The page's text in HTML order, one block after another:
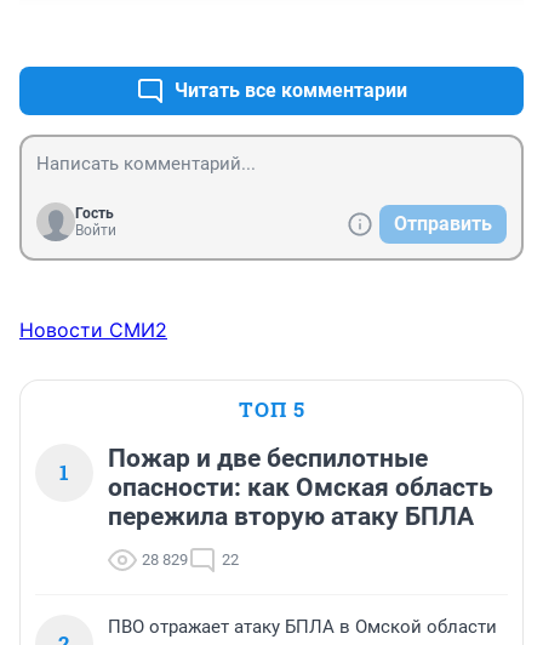
Читать все комментарии
Гость
Войти
Отправить
Новости СМИ2
ТОП 5
1
Пожар и две беспилотные
опасности: как Омская область
пережила вторую атаку БПЛА
28 829 22
ПВО отражает атаку БПЛА в Омской области